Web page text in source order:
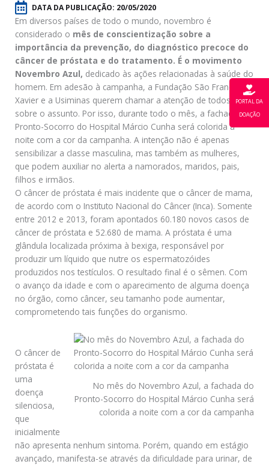
PORTAL DA
DOAÇÃO
DATA DA PUBLICAÇÃO: 20/05/2020
Em diversos países de todo o mundo, novembro é
considerado o mês de conscientização sobre a
importância da prevenção, do diagnóstico precoce do
câncer de próstata e do tratamento. É o movimento
Novembro Azul, dedicado às ações relacionadas à saúde do
homem. Em adesão à campanha, a Fundação São Francisco
Xavier e a Usiminas querem chamar a atenção de todos
sobre o assunto. Por isso, durante todo o mês, a fachada do
Pronto-Socorro do Hospital Márcio Cunha será colorida a
noite com a cor da campanha. A intenção não é apenas
sensibilizar a classe masculina, mas também as mulheres,
que podem auxiliar no alerta a namorados, maridos, pais,
filhos e irmãos.
O câncer de próstata é mais incidente que o câncer de mama,
de acordo com o Instituto Nacional do Câncer (Inca). Somente
entre 2012 e 2013, foram apontados 60.180 novos casos de
câncer de próstata e 52.680 de mama. A próstata é uma
glândula localizada próxima à bexiga, responsável por
produzir um líquido que nutre os espermatozóides
produzidos nos testículos. O resultado final é o sêmen. Com
o avanço da idade e com o aparecimento de alguma doença
no órgão, como câncer, seu tamanho pode aumentar,
comprometendo tais funções do organismo.
No mês do Novembro Azul, a fachada do
Pronto-Socorro do Hospital Márcio Cunha será
colorida a noite com a cor da campanha
O câncer de
próstata é
uma
doença
silenciosa,
que
inicialmente
não apresenta nenhum sintoma. Porém, quando em estágio
avançado, manifesta-se através da dificuldade para urinar, de